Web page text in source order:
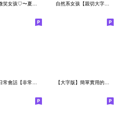
自然系女孩【親切大字版】
【大字版】簡單實用的貼圖2